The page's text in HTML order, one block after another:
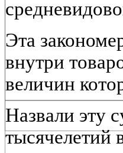
Эта
внутри
величин
Назвали эту
тысячелетий